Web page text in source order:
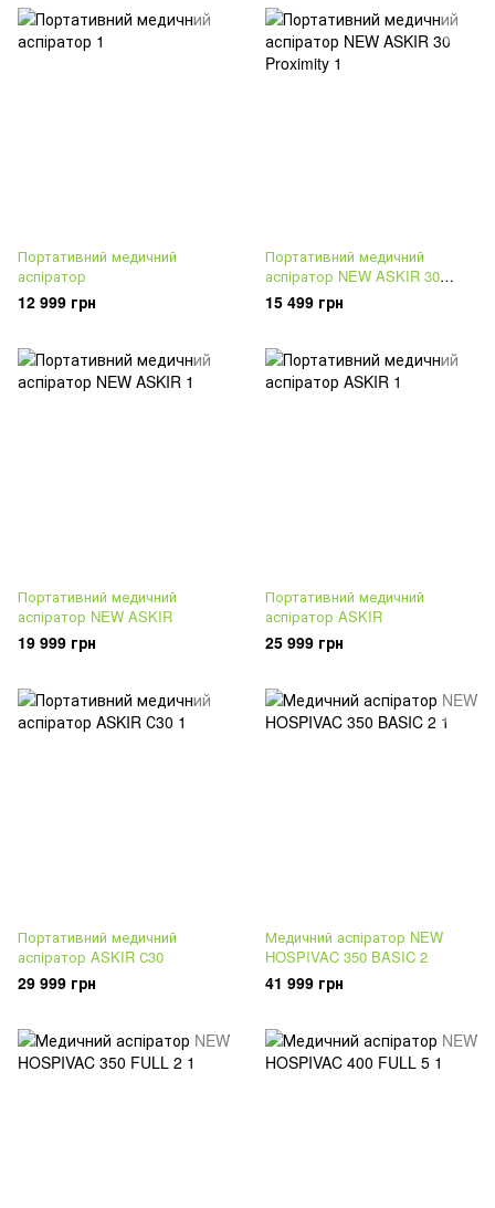
Портативний медичний
аспіратор
12 999 грн
Портативний медичний
аспіратор NEW ASKIR 30
Proximity
15 499 грн
Портативний медичний
аспіратор NEW ASKIR
19 999 грн
Портативний медичний
аспіратор ASKIR
25 999 грн
Портативний медичний
аспіратор ASKIR С30
29 999 грн
Медичний аспіратор NEW
HOSPIVAC 350 BASIC 2
41 999 грн